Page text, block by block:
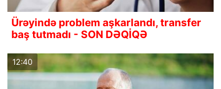
Ürəyində problem aşkarlandı, transfer
baş tutmadı - SON DƏQİQƏ
12:40